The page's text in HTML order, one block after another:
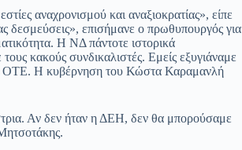
αναχρονισμού και αναξιοκρατίας», είπε
δεσμεύσεις», επισήμανε ο πρωθυπουργός για
Η ΝΔ πάντοτε ιστορικά
κακούς συνδικαλιστές. Εμείς εξυγιάναμε
ΟΤΕ. Η κυβέρνηση του Κώστα Καραμανλή
Αν δεν ήταν η ΔΕΗ, δεν θα μπορούσαμε